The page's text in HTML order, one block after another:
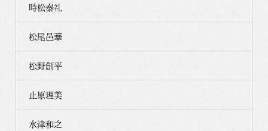
時松泰礼
松尾邑華
松野創平
止原理美
水津和之